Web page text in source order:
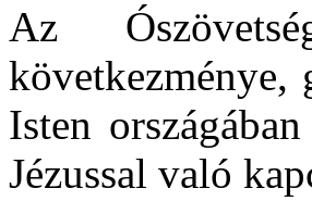
Az
következménye,
Isten
Jézussal való